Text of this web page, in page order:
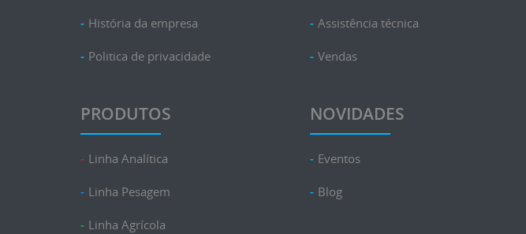
História da empresa
Politica de privacidade
PRODUTOS
Linha Analítica
Linha Pesagem
Linha Agrícola
Assistência técnica
Vendas
NOVIDADES
Eventos
Blog